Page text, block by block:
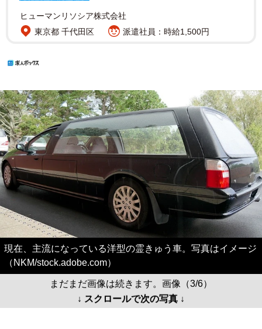
ヒューマンリソシア株式会社
東京都 千代田区
派遣社員：時給1,500円
現在、主流になっている洋型の霊きゅう車。写真はイメージ
（NKM/stock.adobe.com）
まだまだ画像は続きます。画像（3/6）
↓ スクロールで次の写真 ↓